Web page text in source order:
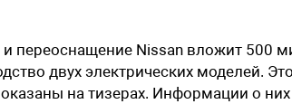
переоснащение Nissan вложит 500
двух электрических моделей.
на тизерах. Информации о